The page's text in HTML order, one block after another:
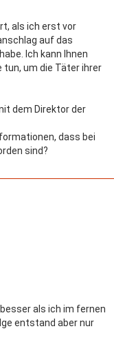
als ich erst vor
auf das
Ich kann Ihnen
tun, um die Täter ihrer
dem Direktor der
dass bei
sind?
als ich im fernen
entstand aber nur